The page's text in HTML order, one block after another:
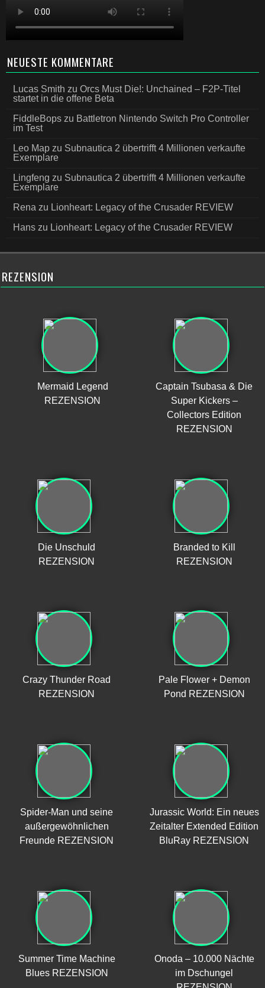
NEUESTE KOMMENTARE
Lucas Smith zu Orcs Must Die!: Unchained – F2P-Titel
startet in die offene Beta
FiddleBops zu Battletron Nintendo Switch Pro Controller
im Test
Leo Map zu Subnautica 2 übertrifft 4 Millionen verkaufte
Exemplare
Lingfeng zu Subnautica 2 übertrifft 4 Millionen verkaufte
Exemplare
Rena zu Lionheart: Legacy of the Crusader REVIEW
Hans zu Lionheart: Legacy of the Crusader REVIEW
REZENSION
Mermaid Legend
REZENSION
Captain Tsubasa & Die
Super Kickers –
Collectors Edition
REZENSION
Die Unschuld
REZENSION
Branded to Kill
REZENSION
Crazy Thunder Road
REZENSION
Pale Flower + Demon
Pond REZENSION
Spider-Man und seine
außergewöhnlichen
Freunde REZENSION
Jurassic World: Ein neues
Zeitalter Extended Edition
BluRay REZENSION
Summer Time Machine
Blues REZENSION
Onoda – 10.000 Nächte
im Dschungel